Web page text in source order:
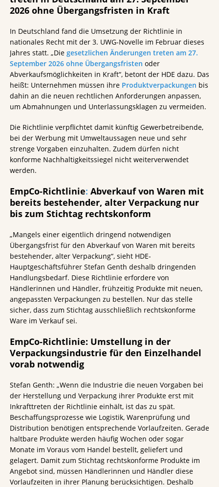
2026 ohne Übergangsfristen in Kraft
In Deutschland fand die Umsetzung der Richtlinie in
nationales Recht mit der 3. UWG-Novelle im Februar dieses
Jahres statt. „Die gesetzlichen Änderungen treten am 27.
September 2026 ohne Übergangsfristen oder
Abverkaufsmöglichkeiten in Kraft“, betont der HDE dazu. Das
heißt: Unternehmen müssen ihre Produktverpackungen bis
dahin an die neuen rechtlichen Anforderungen anpassen,
um Abmahnungen und Unterlassungsklagen zu vermeiden.
Die Richtlinie verpflichtet damit künftig Gewerbetreibende,
bei der Werbung mit Umweltaussagen neue und sehr
strenge Vorgaben einzuhalten. Zudem dürfen nicht
konforme Nachhaltigkeitssiegel nicht weiterverwendet
werden.
EmpCo-Richtlinie: Abverkauf von Waren mit
bereits bestehender, alter Verpackung nur
bis zum Stichtag rechtskonform
„Mangels einer eigentlich dringend notwendigen
Übergangsfrist für den Abverkauf von Waren mit bereits
bestehender, alter Verpackung“, sieht HDE-
Hauptgeschäftsführer Stefan Genth deshalb dringenden
Handlungsbedarf. Diese Richtlinie erfordere von
Händlerinnen und Händler, frühzeitig Produkte mit neuen,
angepassten Verpackungen zu bestellen. Nur das stelle
sicher, dass zum Stichtag ausschließlich rechtskonforme
Ware im Verkauf sei.
EmpCo-Richtlinie: Umstellung in der
Verpackungsindustrie für den Einzelhandel
vorab notwendig
Stefan Genth: „Wenn die Industrie die neuen Vorgaben bei
der Herstellung und Verpackung ihrer Produkte erst mit
Inkrafttreten der Richtlinie einhält, ist das zu spät.
Beschaffungsprozesse wie Logistik, Warenprüfung und
Distribution benötigen entsprechende Vorlaufzeiten. Gerade
haltbare Produkte werden häufig Wochen oder sogar
Monate im Voraus vom Handel bestellt, geliefert und
gelagert. Damit zum Stichtag rechtskonforme Produkte im
Angebot sind, müssen Händlerinnen und Händler diese
Vorlaufzeiten in ihrer Planung berücksichtigen. Deshalb